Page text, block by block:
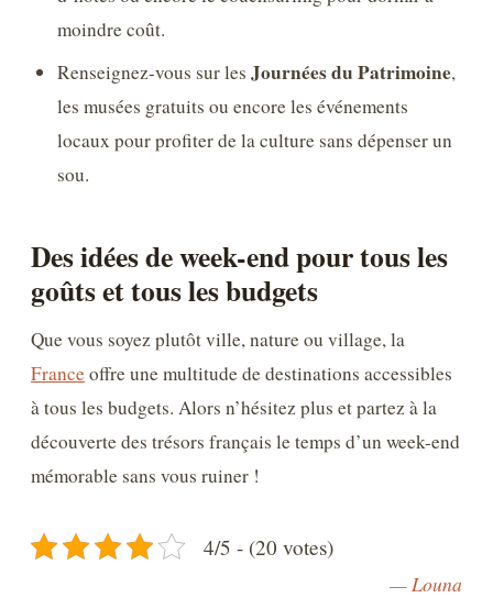
moindre coût.
Renseignez-vous sur lesJournées du Patrimoine,
les musées gratuits ou encore les événements
locaux pour profiter de la culture sans dépenser un
sou.
Des idées de week-end pour tous les
goûts et tous les budgets
Que vous soyez plutôt ville, nature ou village, la
France offre une multitude de destinations accessibles
à tous les budgets. Alors n’hésitez plus et partez à la
découverte des trésors français le temps d’un week-end
mémorable sans vous ruiner !
4/5 - (20 votes)
— Louna